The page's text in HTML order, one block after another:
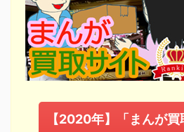
【2020年】「まんが